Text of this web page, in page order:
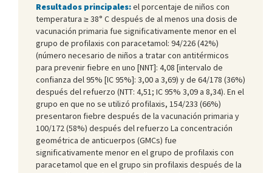
Resultados principales:el porcentaje de niños con
temperatura ≥ 38° C después de al menos una dosis de
vacunación primaria fue significativamente menor en el
grupo de profilaxis con paracetamol: 94/226 (42%)
(número necesario de niños a tratar con antitérmicos
para prevenir fiebre en uno [NNT]: 4,08 [intervalo de
confianza del 95% [IC 95%]: 3,00 a 3,69) y de 64/178 (36%)
después del refuerzo (NTT: 4,51; IC 95% 3,09 a 8,34). En el
grupo en que no se utilizó profilaxis, 154/233 (66%)
presentaron fiebre después de la vacunación primaria y
100/172 (58%) después del refuerzo La concentración
geométrica de anticuerpos (GMCs) fue
significativamente menor en el grupo de profilaxis con
paracetamol que en el grupo sin profilaxis después de la